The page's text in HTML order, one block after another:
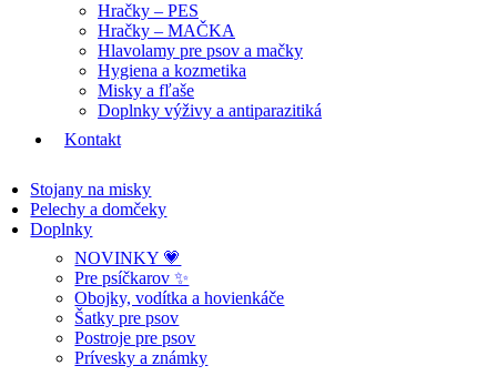
Hračky – PES
Hračky – MAČKA
Hlavolamy pre psov a mačky
Hygiena a kozmetika
Misky a fľaše
Doplnky výživy a antiparazitiká
Kontakt
Stojany na misky
Pelechy a domčeky
Doplnky
NOVINKY 💗
Pre psíčkarov ✨
Obojky, vodítka a hovienkáče
Šatky pre psov
Postroje pre psov
Prívesky a známky